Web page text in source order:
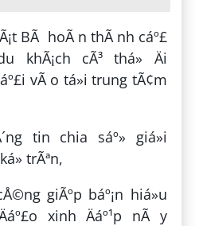
BÃ hoÃ n thÃ nh cáº£
khÃ¡ch cÃ³ thá» Äi
vÃ o tá»i trung tÃ¢m
tin chia sáº» giá»i
trÃªn,
giÃºp báº¡n hiá»u
xinh Äáº¹p nÃ y